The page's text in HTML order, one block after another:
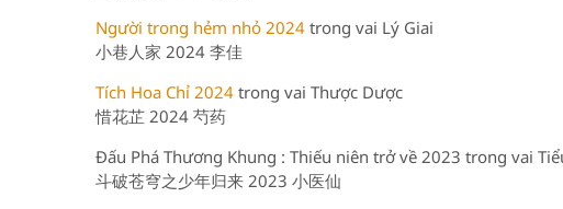
Người trong hẻm nhỏ 2024 trong vai Lý Giai
小巷人家 2024 李佳
Tích Hoa Chỉ 2024 trong vai Thược Dược
惜花芷 2024 芍药
Đấu Phá Thương Khung : Thiếu niên trở về 2023 trong vai
斗破苍穹之少年归来 2023 小医仙